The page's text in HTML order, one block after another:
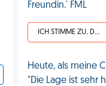
Freundin.' FML
ICH STIMME ZU, DEIN LEBEN IST SCHEISSE
Heute, als meine
"Die Lage ist sehr